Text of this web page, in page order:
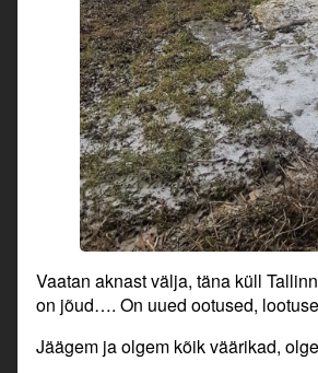
Vaatan aknast välja, täna küll
on jõud…. On uued ootused,
Jäägem ja olgem kõik väärikad,